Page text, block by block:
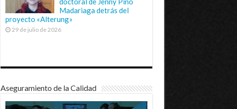
Madariaga detrás del
proyecto «Alterung»
29 de julio de 2026
Aseguramiento de la Calidad